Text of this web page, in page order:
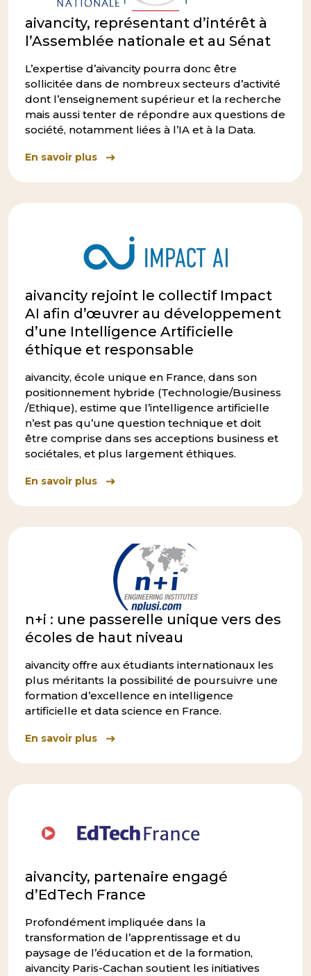
aivancity, représentant d’intérêt à
l’Assemblée nationale et au Sénat
L’expertise d’aivancity pourra donc être
sollicitée dans de nombreux secteurs d’activité
dont l’enseignement supérieur et la recherche
mais aussi tenter de répondre aux questions de
société, notamment liées à l’IA et à la Data.
En savoir plus
aivancity rejoint le collectif Impact
AI afin d’œuvrer au développement
d’une Intelligence Artificielle
éthique et responsable
aivancity, école unique en France, dans son
positionnement hybride (Technologie/Business
/Ethique), estime que l’intelligence artificielle
n’est pas qu’une question technique et doit
être comprise dans ses acceptions business et
sociétales, et plus largement éthiques.
En savoir plus
n+i : une passerelle unique vers des
écoles de haut niveau
aivancity offre aux étudiants internationaux les
plus méritants la possibilité de poursuivre une
formation d’excellence en intelligence
artificielle et data science en France.
En savoir plus
aivancity, partenaire engagé
d’EdTech France
Profondément impliquée dans la
transformation de l’apprentissage et du
paysage de l’éducation et de la formation,
aivancity Paris-Cachan soutient les initiatives